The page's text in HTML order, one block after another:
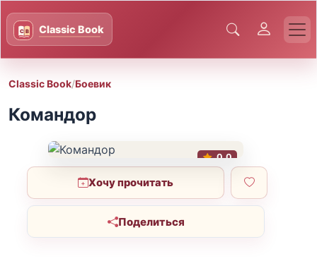
Classic Book/Боевик
Командор
0.0
Хочу прочитать
Поделиться